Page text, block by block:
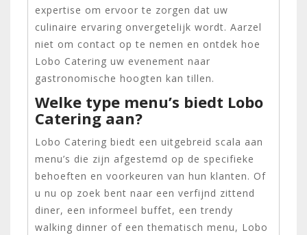
expertise om ervoor te zorgen dat uw
culinaire ervaring onvergetelijk wordt. Aarzel
niet om contact op te nemen en ontdek hoe
Lobo Catering uw evenement naar
gastronomische hoogten kan tillen.
Welke type menu’s biedt Lobo
Catering aan?
Lobo Catering biedt een uitgebreid scala aan
menu’s die zijn afgestemd op de specifieke
behoeften en voorkeuren van hun klanten. Of
u nu op zoek bent naar een verfijnd zittend
diner, een informeel buffet, een trendy
walking dinner of een thematisch menu, Lobo